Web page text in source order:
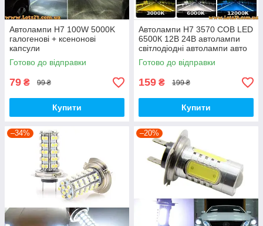
Автолампи H7 100W 5000K
галогенові + ксенонові
капсули
Готово до відправки
79 ₴ 99 ₴
Купити
Автолампи H7 3570 COB LED
6500К 12В 24В автолампи
світлодіодні автолампи авто
лед лампи авто лампа лед
світлодіодна
Готово до відправки
159 ₴ 199 ₴
Купити
–34% –20%